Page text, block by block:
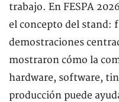
trabajo. En FESPA
el concepto del stand:
demostraciones
mostraron cómo la
hardware, software,
producción puede